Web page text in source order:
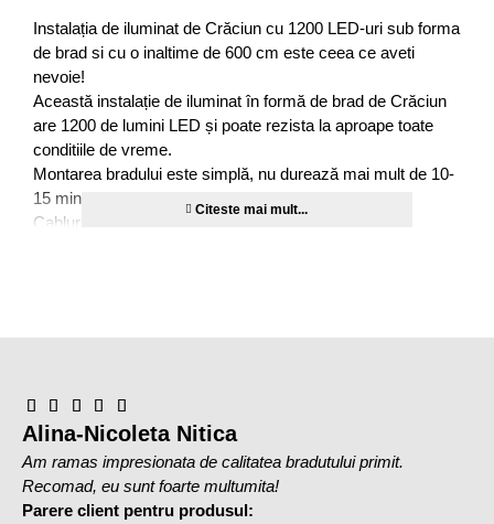
Instalația de iluminat de Crăciun cu 1200 LED-uri sub forma
de brad si cu o inaltime de 600 cm este ceea ce aveti
nevoie!
Această instalație de iluminat în formă de brad de Crăciun
are 1200 ​​de lumini LED și poate rezista la aproape toate
conditiile de vreme.
Montarea bradului este simplă, nu durează mai mult de 10-
15 minute și nu necesită unelte.
Cablurile luminilor sunt conectate la un transformator
Craciun, poate fi ușor depozitata în cutia originală, astfel
Alina-Nicoleta Nitica
Am ramas impresionata de calitatea bradutului primit.
Recomad, eu sunt foarte multumita!
Parere client pentru produsul: